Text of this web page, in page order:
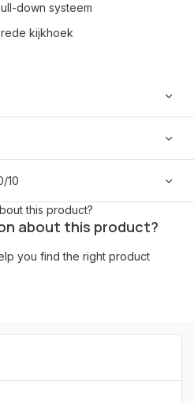
down systeem
kijkhoek
10
about this product?
you find the right product